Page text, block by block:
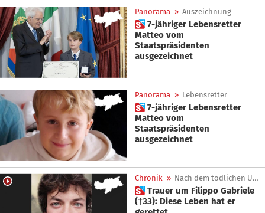
Panorama » Auszeichnung
 7-jähriger Lebensretter
Matteo vom
Staatspräsidenten
ausgezeichnet
Panorama » Lebensretter
 7-jähriger Lebensretter
Matteo vom
Staatspräsidenten
ausgezeichnet
Chronik » Nach dem tödlichen Unfall
 Trauer um Filippo Gabriele
(†33): Diese Leben hat er